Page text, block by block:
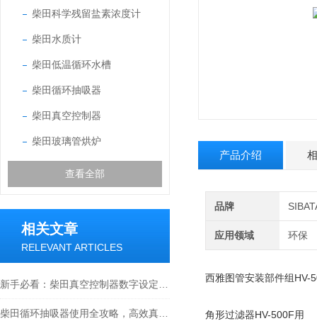
柴田科学残留盐素浓度计
柴田水质计
柴田低温循环水槽
柴田循环抽吸器
柴田真空控制器
柴田玻璃管烘炉
查看全部
相关文章
RELEVANT ARTICLES
产品介绍
品牌
应用领域 环保
西雅图管安装部件组HV-
角形过滤器HV-500F用